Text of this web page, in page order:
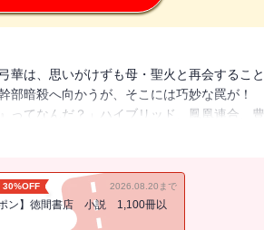
華は、思いがけずも母・聖火と再会すること
部暗殺へ向かうが、そこには巧妙な罠が！
てなんだ？」ハイブリッド、鳳凰連合、豊
それぞれの十字架を背負い、闘い続ける意味
30%OFF 2026.08.20まで
ポン】徳間書店 小説 1,100冊以